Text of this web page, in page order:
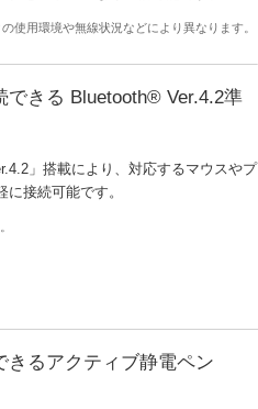
使用環境や無線状況などにより異なります。
できる Bluetooth® Ver.4.2準
」搭載により、対応するマウスやプ
接続可能です。
るアクティブ静電ペン